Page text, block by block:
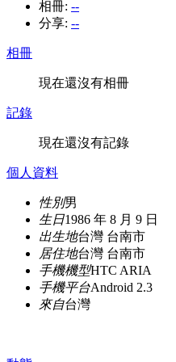
相冊: --
分享: --
相冊
現在還沒有相冊
記錄
現在還沒有記錄
個人資料
性別男
生日1986 年 8 月 9 日
出生地台灣 台南市
居住地台灣 台南市
手機機型HTC ARIA
手機平台Android 2.3
來自台灣